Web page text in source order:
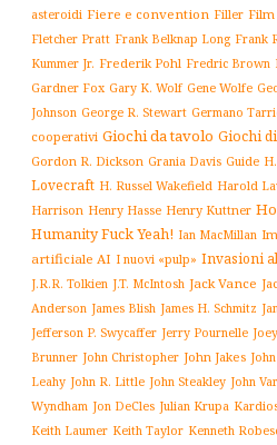
asteroidi Fiere e convention Filler Film
Fletcher Pratt Frank Belknap Long Frank
Kummer Jr. Frederik Pohl Fredric Brown
Gardner Fox Gary K. Wolf Gene Wolfe
Johnson George R. Stewart Germano
cooperativi Giochi da tavolo Giochi
Gordon R. Dickson Grania Davis Guide
Lovecraft H. Russel Wakefield Harold
Harrison Henry Hasse Henry Kuttner
Humanity Fuck Yeah! Ian MacMillan
artificiale AI I nuovi «pulp» Invasioni
J.R.R. Tolkien J.T. McIntosh Jack Vance
Anderson James Blish James H. Schmitz
Jefferson P. Swycaffer Jerry Pournelle
Brunner John Christopher John Jakes
Leahy John R. Little John Steakley John
Wyndham Jon DeCles Julian Krupa
Keith Laumer Keith Taylor Kenneth